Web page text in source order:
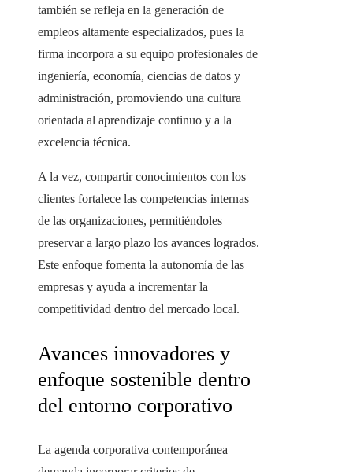
también se refleja en la generación de
empleos altamente especializados, pues la
firma incorpora a su equipo profesionales de
ingeniería, economía, ciencias de datos y
administración, promoviendo una cultura
orientada al aprendizaje continuo y a la
excelencia técnica.
A la vez, compartir conocimientos con los
clientes fortalece las competencias internas
de las organizaciones, permitiéndoles
preservar a largo plazo los avances logrados.
Este enfoque fomenta la autonomía de las
empresas y ayuda a incrementar la
competitividad dentro del mercado local.
Avances innovadores y
enfoque sostenible dentro
del entorno corporativo
La agenda corporativa contemporánea